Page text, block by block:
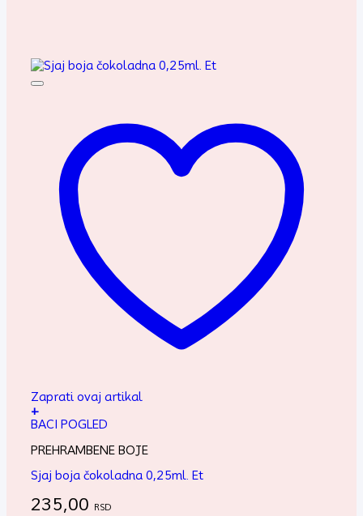
Zaprati ovaj artikal
+
BACI POGLED
PREHRAMBENE BOJE
Sjaj boja čokoladna 0,25ml. Et
235,00 RSD